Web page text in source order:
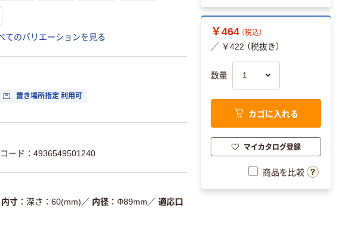
てのバリエーションを見る
置き場所指定 利用可
コード：4936549501240
内寸 深さ：60(mm) ／ 内径 Φ89mm ／ 適応口
￥464 （税込）
／ ￥422 （税抜き）
数量
カゴに入れる
マイカタログ登録
商品を比較